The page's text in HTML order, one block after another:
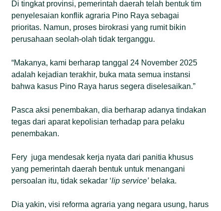
Di tingkat provinsi, pemerintah daerah telah bentuk tim
penyelesaian konflik agraria Pino Raya sebagai
prioritas. Namun, proses birokrasi yang rumit bikin
perusahaan seolah-olah tidak terganggu.
“Makanya, kami berharap tanggal 24 November 2025
adalah kejadian terakhir, buka mata semua instansi
bahwa kasus Pino Raya harus segera diselesaikan.”
Pasca aksi penembakan, dia berharap adanya tindakan
tegas dari aparat kepolisian terhadap para pelaku
penembakan.
Fery juga mendesak kerja nyata dari panitia khusus
yang pemerintah daerah bentuk untuk menangani
persoalan itu, tidak sekadar ‘lip service’ belaka.
Dia yakin, visi reforma agraria yang negara usung, harus